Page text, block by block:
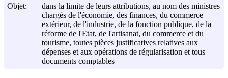
Objet:
dans la limite de leurs attributions, au nom des ministres
chargés de l'économie, des finances, du commerce
extérieur, de l'industrie, de la fonction publique, de la
réforme de l'Etat, de l'artisanat, du commerce et du
tourisme, toutes pièces justificatives relatives aux
dépenses et aux opérations de régularisation et tous
documents comptables